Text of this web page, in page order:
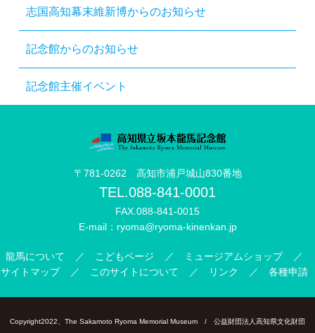
志国高知幕末維新博からのお知らせ
記念館からのお知らせ
記念館主催イベント
〒781-0262 高知市浦戸城山830番地
TEL.088-841-0001
FAX.088-841-0015
E-mail： ryoma@ryoma-kinenkan.jp
龍馬について こどもページ
ミュージアムショップ
サイトマップ
このサイトについて リンク 各種申請
Copyright2022、The Sakamoto Ryoma Memorial Museum / 公益財団法人高知県文化財団